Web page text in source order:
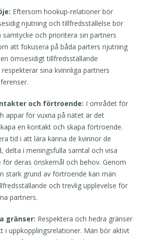
Eftersom hookup-relationer bör
njutning och tillfredsställelse bör
samtycke och prioritera sin partners
att fokusera på båda parters njutning
ömsesidigt tillfredsställande
sina kvinnliga partners
och förtroende: I området för
appar för vuxna på nätet är det
en kontakt och skapa förtroende.
tid i att lära känna de kvinnor de
delta i meningsfulla samtal och visa
för deras önskemål och behov. Genom
stark grund av förtroende kan män
och trevlig upplevelse för
partners.
gränser: Respektera och hedra gränser
i uppkopplingsrelationer. Män bör aktivt